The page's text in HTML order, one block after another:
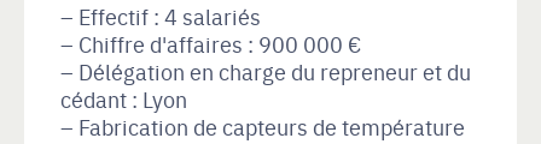
Effectif : 4 salariés
Chiffre d'affaires : 900 000 €
Délégation en charge du repreneur et du
cédant : Lyon
Fabrication de capteurs de température